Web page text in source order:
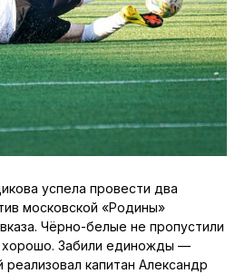
успела провести два
московской «Родины»
Чёрно-белые не пропустили
Забили единожды —
реализовал капитан Александр